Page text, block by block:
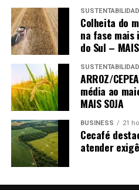
Colheita do
na fase mais
do Sul –
ARROZ/
média ao
MAIS SOJA
BUSINESS 21
Cecafé
atender